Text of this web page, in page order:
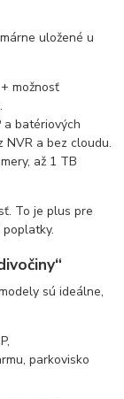
uložené u
možnosť
a batériových
NVR a bez cloudu.
až 1 TB
To je plus pre
sú ideálne,
parkovisko